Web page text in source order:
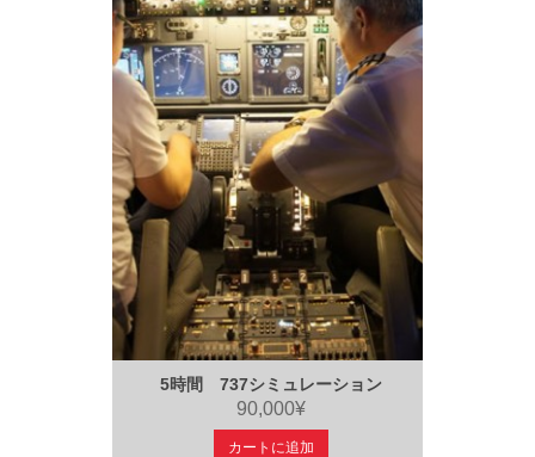
5時間 737シミュレーション
90,000¥
カートに追加